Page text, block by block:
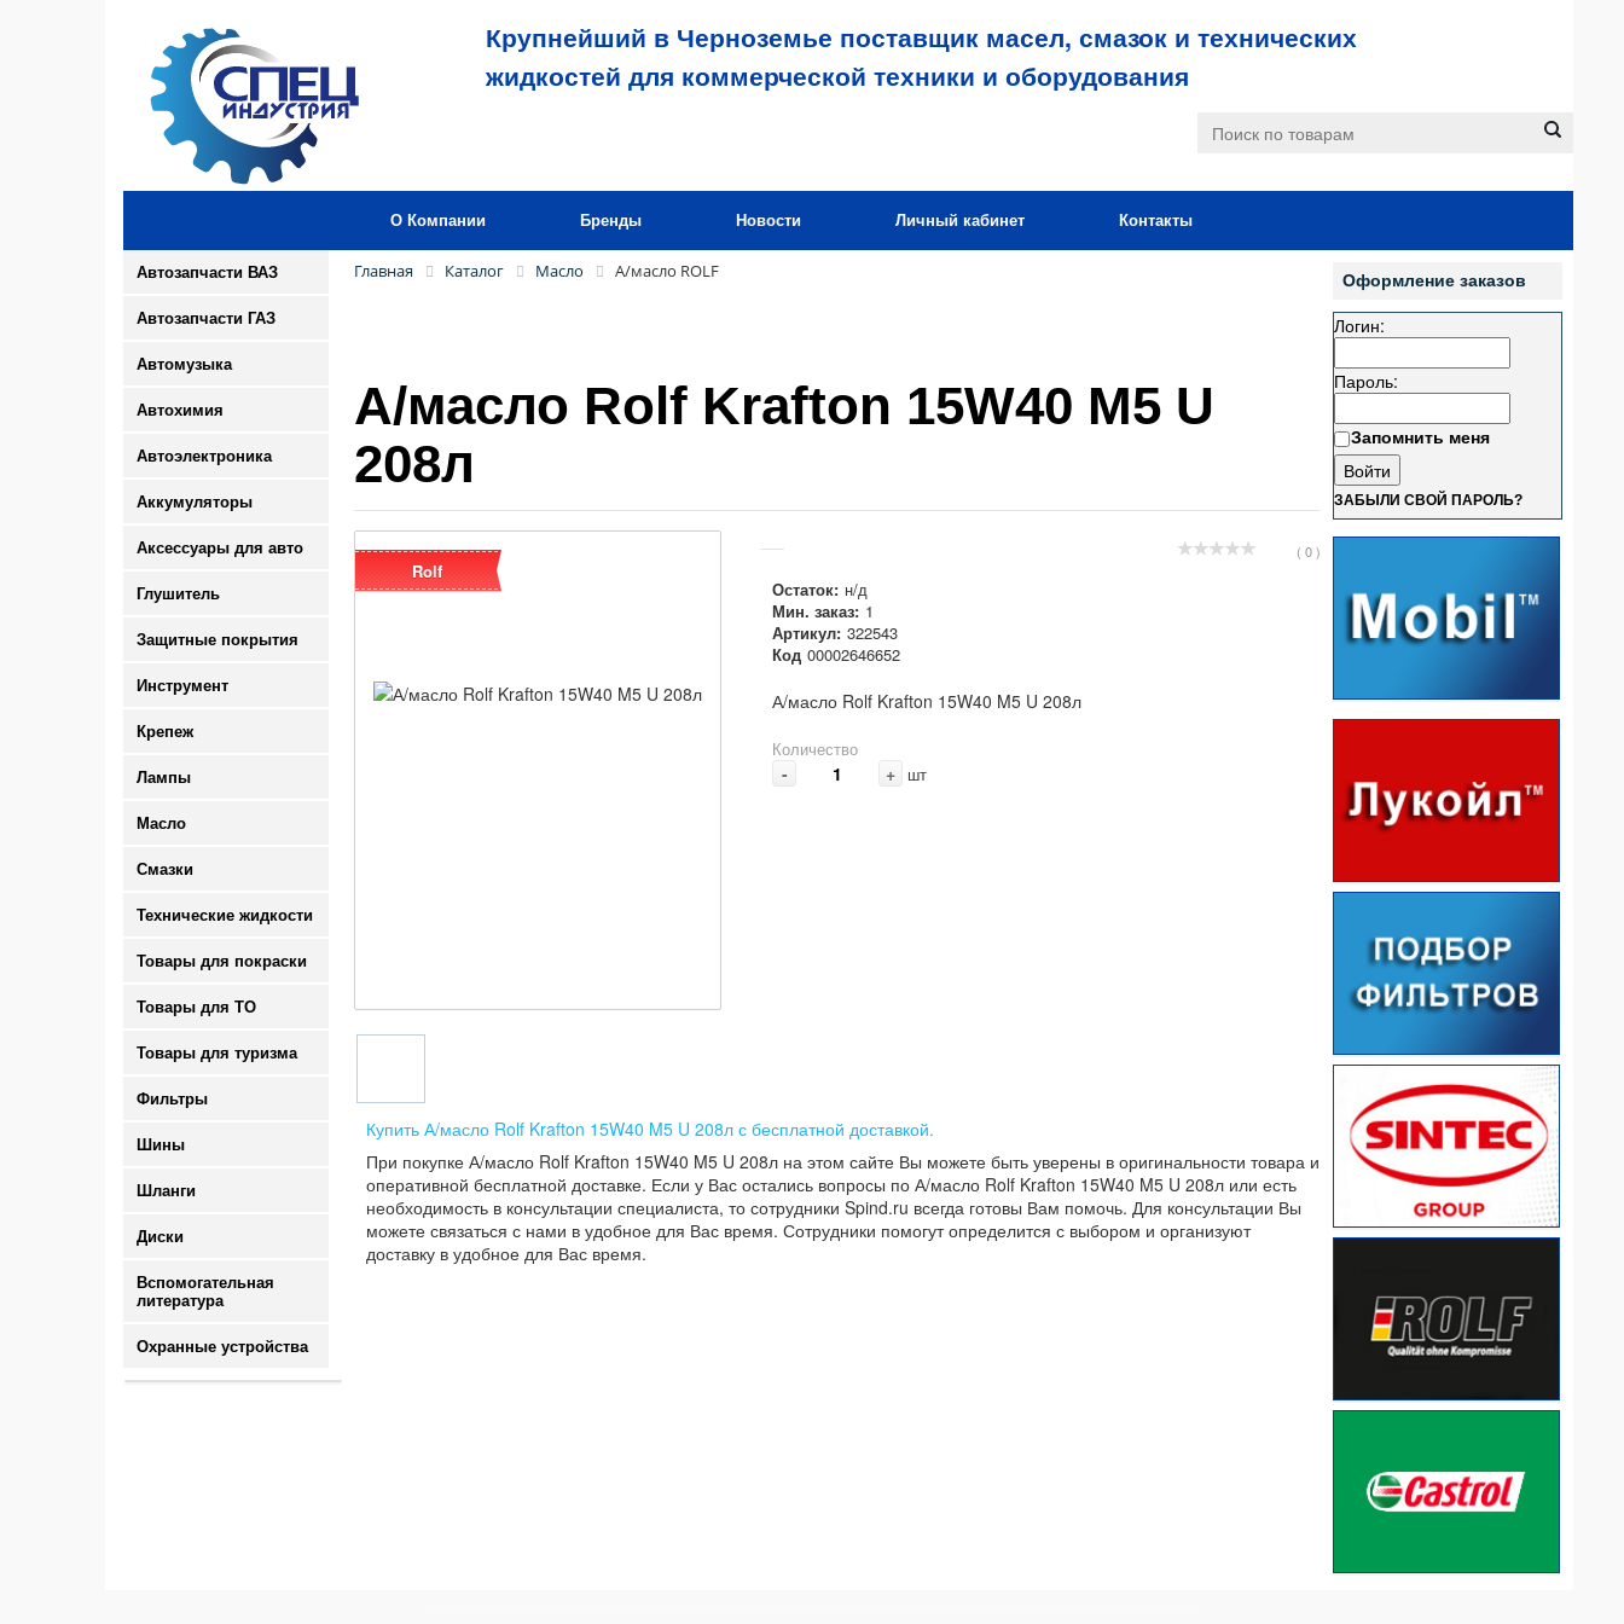
Крупнейший в Черноземье поставщик масел, смазок и технических
жидкостей для коммерческой техники и оборудования
О Компании Бренды Новости Личный кабинет Контакты
Автозапчасти ВАЗ
Автозапчасти ГАЗ
Автомузыка
Автохимия
Автоэлектроника
Аккумуляторы
Аксессуары для авто
Глушитель
Защитные покрытия
Инструмент
Крепеж
Лампы
Масло
Смазки
Технические жидкости
Товары для покраски
Товары для ТО
Товары для туризма
Фильтры
Шины
Шланги
Диски
Вспомогательная
литература
Охранные устройства
Главная Каталог Масло А/масло ROLF
А/масло Rolf Krafton 15W40 M5 U
208л
Rolf
( 0 )
Остаток: н/д
Мин. заказ: 1
Артикул: 322543
Код 00002646652
А/масло Rolf Krafton 15W40 M5 U 208л
Количество
- + шт
Купить А/масло Rolf Krafton 15W40 M5 U 208л с бесплатной доставкой.
При покупке А/масло Rolf Krafton 15W40 M5 U 208л на этом сайте Вы можете быть уверены в оригинальности товара и
оперативной бесплатной доставке. Если у Вас остались вопросы по А/масло Rolf Krafton 15W40 M5 U 208л или есть
необходимость в консультации специалиста, то сотрудники Spind.ru всегда готовы Вам помочь. Для консультации Вы
можете связаться с нами в удобное для Вас время. Сотрудники помогут определится с выбором и организуют
доставку в удобное для Вас время.
Оформление заказов
Логин:
Пароль:
Запомнить меня
ЗАБЫЛИ СВОЙ ПАРОЛЬ?